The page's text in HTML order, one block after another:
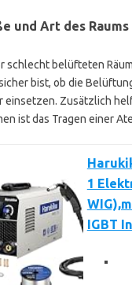
und Art des
schlecht belüfteten
bist, ob die
einsetzen. Zusätzlich
ist das Tragen einer
1
IGBT